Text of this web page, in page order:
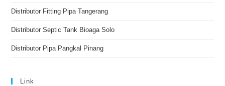
Distributor Fitting Pipa Tangerang
Distributor Septic Tank Bioaga Solo
Distributor Pipa Pangkal Pinang
Link